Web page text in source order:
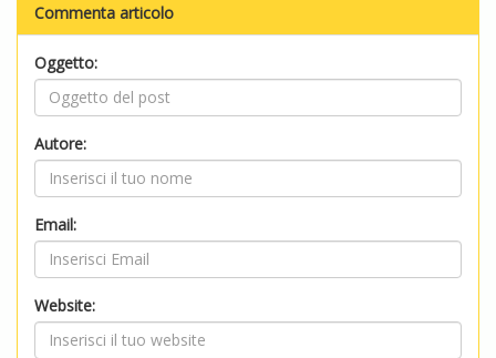
Commenta articolo
Oggetto:
Autore:
Email:
Website: